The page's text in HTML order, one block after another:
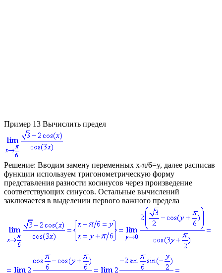
Пример 13 Вычислить предел
Решение: Вводим замену переменных x-π/6=y, далее расписав
функции используем тригонометрическую форму
представления разности косинусов через произведение
соответствующих синусов. Остальные вычислений
заключается в выделении первого важного предела